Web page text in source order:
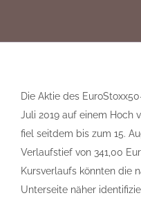
Die Aktie des
Juli 2019 auf einem Hoch
fiel seitdem bis zum 15.
Verlaufstief von 341,00
Kursverlaufs könnten die
Unterseite näher